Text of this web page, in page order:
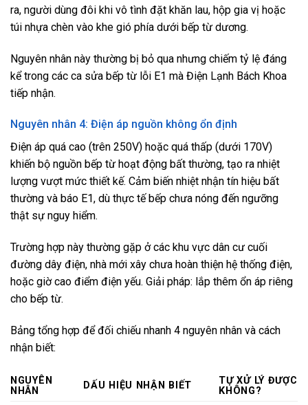
ra, người dùng đôi khi vô tình đặt khăn lau, hộp gia vị hoặc
túi nhựa chèn vào khe gió phía dưới bếp từ dương.
Nguyên nhân này thường bị bỏ qua nhưng chiếm tỷ lệ đáng
kể trong các ca sửa bếp từ lỗi E1 mà Điện Lạnh Bách Khoa
tiếp nhận.
Nguyên nhân 4: Điện áp nguồn không ổn định
Điện áp quá cao (trên 250V) hoặc quá thấp (dưới 170V)
khiến bộ nguồn bếp từ hoạt động bất thường, tạo ra nhiệt
lượng vượt mức thiết kế. Cảm biến nhiệt nhận tín hiệu bất
thường và báo E1, dù thực tế bếp chưa nóng đến ngưỡng
thật sự nguy hiểm.
Trường hợp này thường gặp ở các khu vực dân cư cuối
đường dây điện, nhà mới xây chưa hoàn thiện hệ thống điện,
hoặc giờ cao điểm điện yếu. Giải pháp: lắp thêm ổn áp riêng
cho bếp từ.
Bảng tổng hợp để đối chiếu nhanh 4 nguyên nhân và cách
nhận biết:
NGUYÊN
NHÂN
DẤU HIỆU NHẬN BIẾT
TỰ XỬ LÝ ĐƯỢC
KHÔNG?